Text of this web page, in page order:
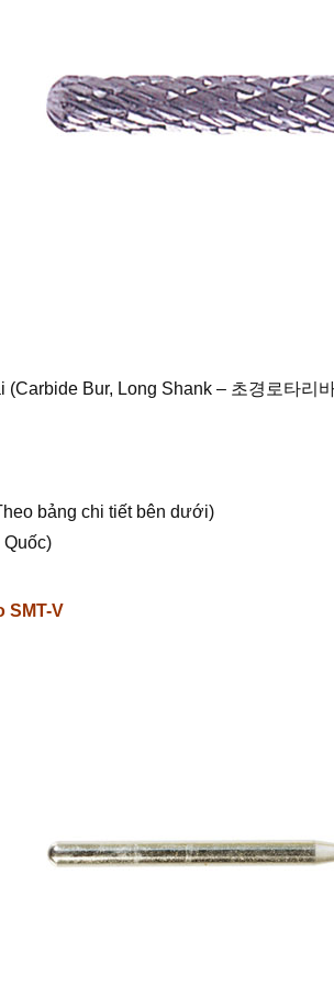
(Carbide Bur, Long Shank – 초경로타리
bảng chi tiết bên dưới)
SMT-V